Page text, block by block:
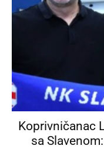
Koprivničanac
sa